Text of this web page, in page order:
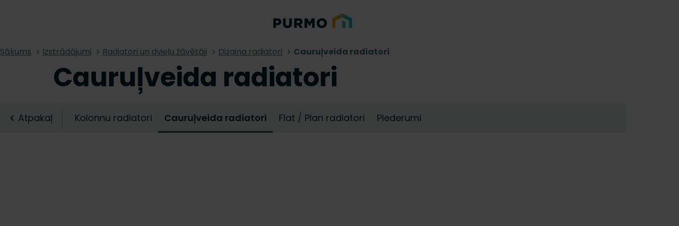
Sākums Izstrādājumi Radiatori un dvieļu žāvētāji Dizaina radiatori Cauruļveida radiatori
Cauruļveida radiatori
Atpakaļ Kolonnu radiatori Cauruļveida radiatori Flat / Plan radiatori Piederumi